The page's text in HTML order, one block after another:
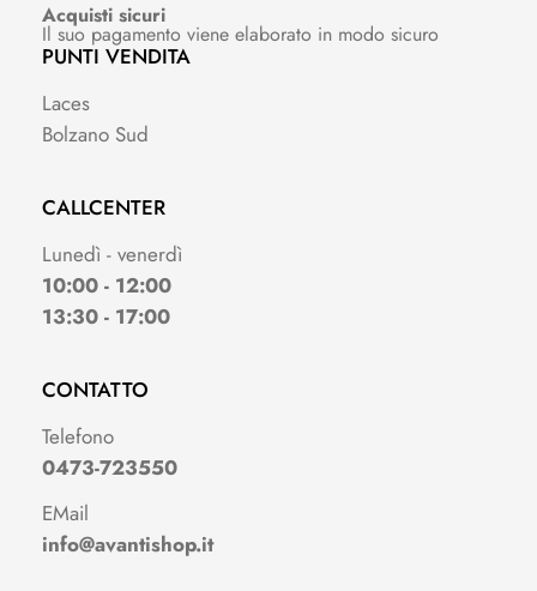
Acquisti sicuri
Il suo pagamento viene elaborato in modo sicuro
PUNTI VENDITA
Laces
Bolzano Sud
CALLCENTER
Lunedì - venerdì
10:00 - 12:00
13:30 - 17:00
CONTATTO
Telefono
0473-723550
EMail
info@avantishop.it